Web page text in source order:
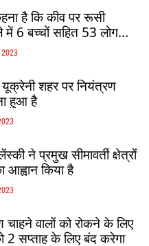
कर रहे
दक्षिण
November 22,
है कि कीव पर रूसी
में 6 बच्चों सहित 53 लोग
यूक्रेनी शहर पर नियंत्रण
हुआ है
ने प्रमुख सीमावर्ती क्षेत्रों
आह्वान किया है
वालों को रोकने के लिए
2 सप्ताह के लिए बंद करेगा